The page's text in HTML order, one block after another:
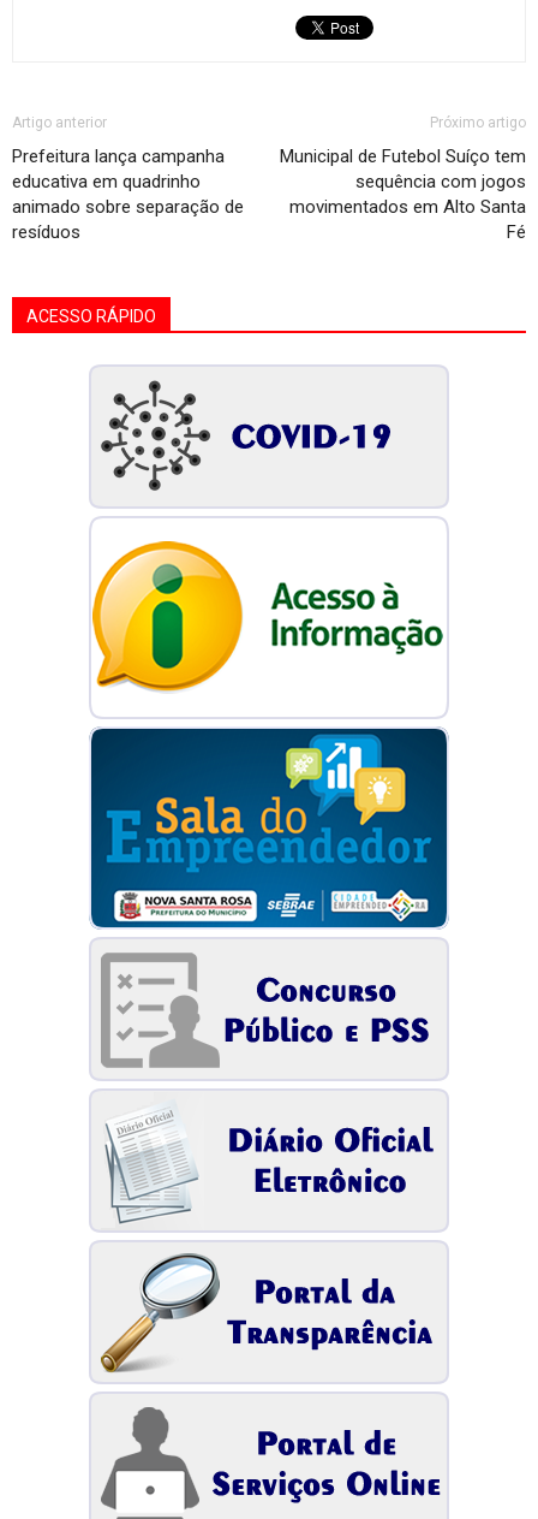
Artigo anterior
Prefeitura lança campanha
educativa em quadrinho
animado sobre separação de
resíduos
Próximo artigo
Municipal de Futebol Suíço tem
sequência com jogos
movimentados em Alto Santa
Fé
ACESSO RÁPIDO